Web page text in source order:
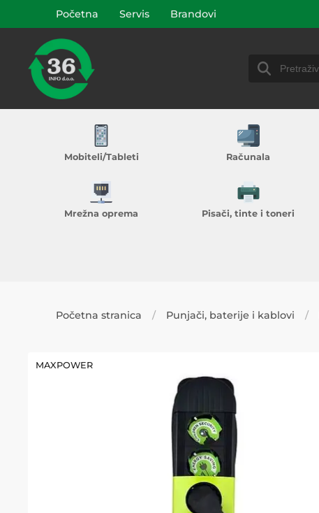
Početna Servis Brandovi
Mobiteli/Tableti Računala
Mrežna oprema Pisači, tinte i toneri
Početna stranica Punjači, baterije i kablovi
MAXPOWER